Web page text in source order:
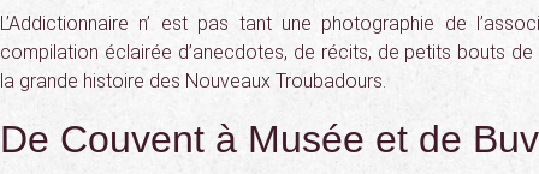
L’Addictionnaire n’ est pas tant une photographie de
compilation éclairée d’anecdotes, de récits, de petits bouts
la grande histoire des Nouveaux Troubadours.
De Couvent à Musée et de